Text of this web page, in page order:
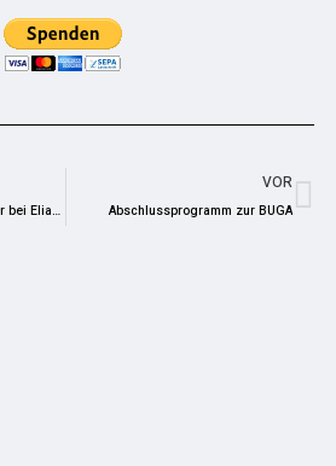
Unfall nach Überholmanöver bei Eliasbrunn – Polizei sucht Zeugen
VOR
Abschlussprogramm zur BUGA